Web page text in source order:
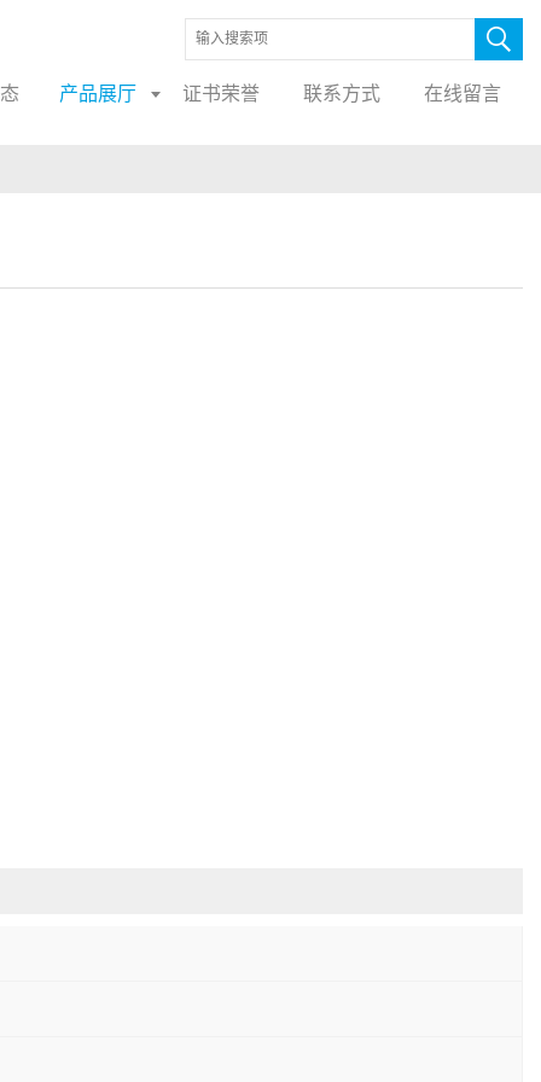
产品展厅 证书荣誉 联系方式 在线留言